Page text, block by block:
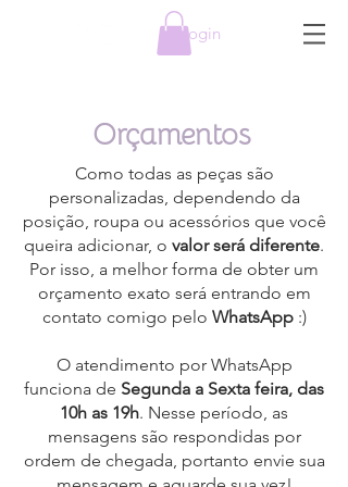
Login
Orçamentos
Como todas as peças são
personalizadas, dependendo da
posição, roupa ou acessórios que você
queira adicionar, o valor será diferente.
Por isso, a melhor forma de obter um
orçamento exato será entrando em
contato comigo pelo WhatsApp:)
O atendimento por WhatsApp
funciona de Segunda a Sexta feira, das
10h as 19h. Nesse período, as
mensagens são respondidas por
ordem de chegada, portanto envie sua